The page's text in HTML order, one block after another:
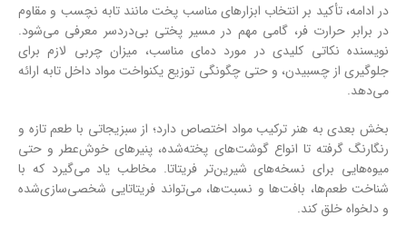
در ادامه، تأکید بر انتخاب ابزارهای مناسب پخت مانند تابه نچسب و مقاوم
در برابر حرارت فر، گامی مهم در مسیر پختی بی‌دردسر معرفی می‌شود.
نویسنده نکاتی کلیدی در مورد دمای مناسب، میزان چربی لازم برای
جلوگیری از چسبیدن، و حتی چگونگی توزیع یکنواخت مواد داخل تابه ارائه
می‌دهد.
بخش بعدی به هنر ترکیب مواد اختصاص دارد؛ از سبزیجاتی با طعم تازه و
رنگارنگ گرفته تا انواع گوشت‌های پخته‌شده، پنیرهای خوش‌عطر و حتی
میوه‌هایی برای نسخه‌های شیرین‌تر فریتاتا. مخاطب یاد می‌گیرد که با
شناخت طعم‌ها، بافت‌ها و نسبت‌ها، می‌تواند فریتاتایی شخصی‌سازی‌شده
و دلخواه خلق کند.